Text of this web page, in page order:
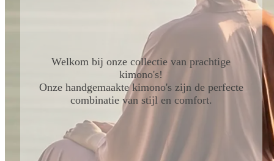
Welkom bij onze collectie van prachtige
kimono's!
Onze handgemaakte kimono's zijn de perfecte
combinatie van stijl en comfort.